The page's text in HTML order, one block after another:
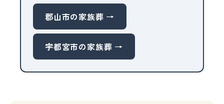
郡山市の家族葬 →
宇都宮市の家族葬 →